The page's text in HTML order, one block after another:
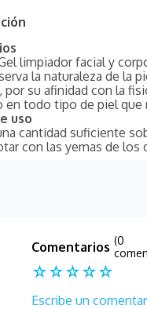
limpiador facial y
la naturaleza de la
por su afinidad con la
en todo tipo de piel que
uso
cantidad suficiente
con las yemas de los
☆☆☆☆☆
(0
Escribe un